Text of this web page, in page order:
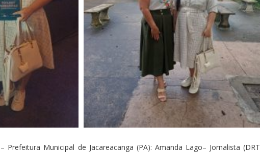
Prefeitura Municipal de Jacareacanga (PA): Amanda Lago– Jornalista (DRT